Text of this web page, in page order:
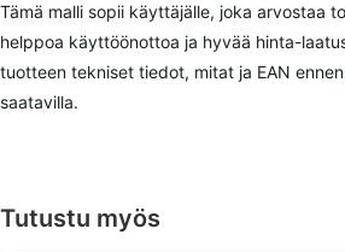
Tämä malli sopii käyttäjälle, joka arvostaa
helppoa käyttöönottoa ja hyvää hinta-
tuotteen tekniset tiedot, mitat ja EAN
saatavilla.
Tutustu myös